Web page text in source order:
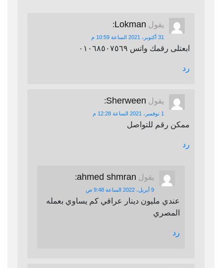
يقول Lokman
:
31 أكتوبر، 2021 الساعة 10:59 م
ابعتلى رقمك واتس ٠١٠٦٨٥٠٧٥٦٩
رد
يقول Sherween
:
1 نوفمبر، 2021 الساعة 12:28 م
ممكن رقم للتواصل
رد
يقول ahmed shmran
:
9 أبريل، 2022 الساعة 9:48 ص
عندي مليون دينار عراقي كم يساوي بعمله
المصري
رد